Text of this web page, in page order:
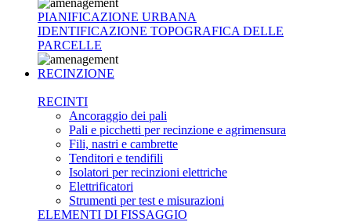
PIANIFICAZIONE URBANA
IDENTIFICAZIONE TOPOGRAFICA DELLE
PARCELLE
RECINZIONE
RECINTI
Ancoraggio dei pali
Pali e picchetti per recinzione e agrimensura
Fili, nastri e cambrette
Tenditori e tendifili
Isolatori per recinzioni elettriche
Elettrificatori
Strumenti per test e misurazioni
ELEMENTI DI FISSAGGIO